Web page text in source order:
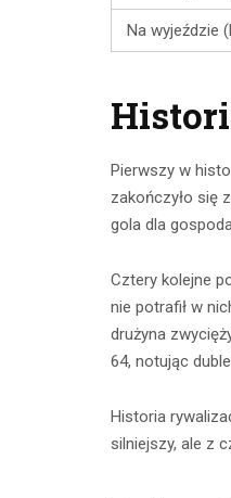
Na wyjeździe
Pierwszy w
zakończyło się
gola dla
Cztery kolejne
nie potrafił w
drużyna
64, notując
Historia
silniejszy, ale z